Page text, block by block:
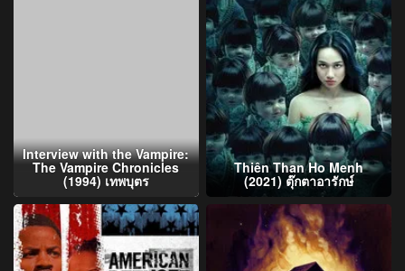
Interview with the Vampire:
The Vampire Chronicles
(1994) เทพบุตร
Thiên Than Ho Menh
(2021) ตุ๊กตาอารักษ์